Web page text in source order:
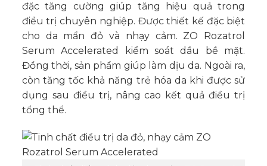
đặc tăng cường giúp tăng hiệu quả trong
điều trị chuyên nghiệp. Được thiết kế đặc biệt
cho da mẩn đỏ và nhạy cảm. ZO Rozatrol
Serum Accelerated kiểm soát dầu bề mặt.
Đồng thời, sản phẩm giúp làm dịu da. Ngoài ra,
còn tăng tốc khả năng trẻ hóa da khi được sử
dụng sau điều trị, nâng cao kết quả điều trị
tổng thể.